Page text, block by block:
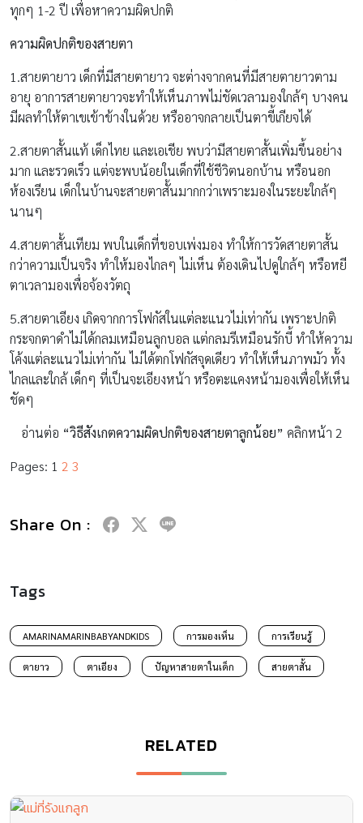
ทุกๆ 1-2 ปี เพื่อหาความผิดปกติ
ความผิดปกติของสายตา
1.สายตายาว เด็กที่มีสายตายาว จะต่างจากคนที่มีสายตายาวตาม
อายุ อาการสายตายาวจะทำให้เห็นภาพไม่ชัดเวลามองใกล้ๆ บางคน
มีผลทำให้ตาเขเข้าข้างในด้วย หรืออาจกลายเป็นตาขี้เกียจได้
2.สายตาสั้นแท้ เด็กไทย และเอเชีย พบว่ามีสายตาสั้นเพิ่มขึ้นอย่าง
มาก และรวดเร็ว แต่จะพบน้อยในเด็กที่ใช้ชีวิตนอกบ้าน หรือนอก
ห้องเรียน เด็กในบ้านจะสายตาสั้นมากกว่าเพราะมองในระยะใกล้ๆ
นานๆ
4.สายตาสั้นเทียม พบในเด็กที่ขอบเพ่งมอง ทำให้การวัดสายตาสั้น
กว่าความเป็นจริง ทำให้มองไกลๆ ไม่เห็น ต้องเดินไปดูใกล้ๆ หรือหยี
ตาเวลามองเพื่อจ้องวัตถุ
5.สายตาเอียง เกิดจากการโฟกัสในแต่ละแนวไม่เท่ากัน เพราะปกติ
กระจกตาดำไม่ได้กลมเหมือนลูกบอล แต่กลมรีเหมือนรักบี้ ทำให้ความ
โค้งแต่ละแนวไม่เท่ากัน ไม่ได้ตกโฟกัสจุดเดียว ทำให้เห็นภาพมัว ทั้ง
ไกลและใกล้ เด็กๆ ที่เป็นจะเอียงหน้า หรือตะแคงหน้ามองเพื่อให้เห็น
ชัดๆ
อ่านต่อ “วิธีสังเกตความผิดปกติของสายตาลูกน้อย” คลิกหน้า 2
Pages: 1 2 3
Share On :
Tags
AMARINAMARINBABYANDKIDS การมองเห็น การเรียนรู้
ตายาว ตาเอียง ปัญหาสายตาในเด็ก สายตาสั้น
RELATED